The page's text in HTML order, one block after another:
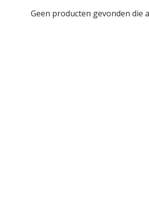
Geen producten gevonden die